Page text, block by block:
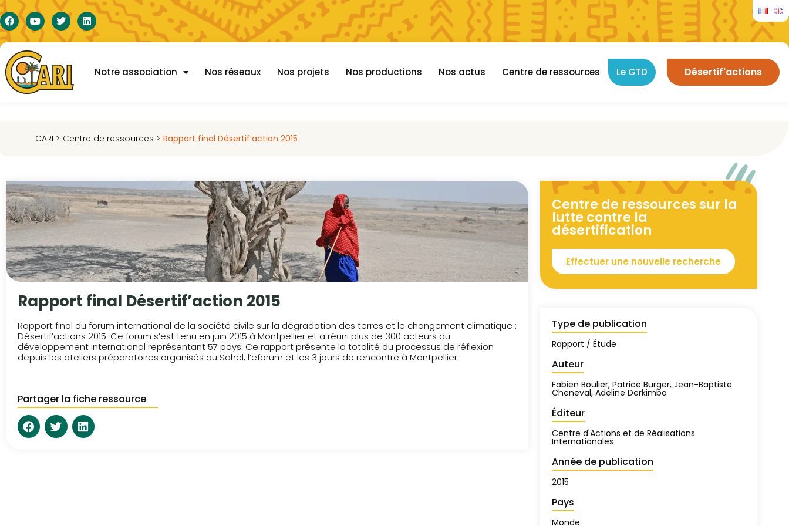
Notre association Nos réseaux Nos projets Nos productions Nos actus Centre de ressources Le GTD Désertif'actions
CARI > Centre de ressources > Rapport final Désertif’action 2015
Rapport final Désertif’action 2015
Rapport final du forum international de la société civile sur la dégradation des terres et le changement climatique :
Désertif’actions 2015. Ce forum s’est tenu en juin 2015 à Montpellier et a réuni plus de 300 acteurs du
développement international représentant 57 pays. Ce rapport présente la totalité du processus de réflexion
depuis les ateliers préparatoires organisés au Sahel, l’eforum et les 3 jours de rencontre à Montpellier.
Partager la fiche ressource
Centre de ressources sur la
lutte contre la
désertification
Effectuer une nouvelle recherche
Type de publication
Rapport / Étude
Auteur
Fabien Boulier, Patrice Burger, Jean-Baptiste
Cheneval, Adeline Derkimba
Éditeur
Centre d'Actions et de Réalisations
Internationales
Année de publication
2015
Pays
Monde